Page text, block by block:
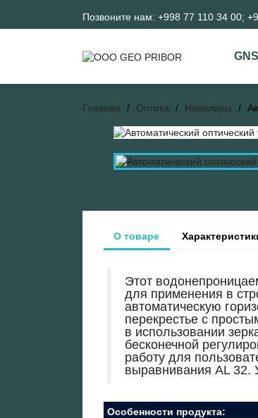
Позвоните нам: +998 77 110 34 00;
Главная Оптика Нивелиры
О товаре
Этот
для применения в
автоматическую
перекрестье с
в использовании
бесконечной
работу для
выравнивания AL 32.
Особенности продукта: